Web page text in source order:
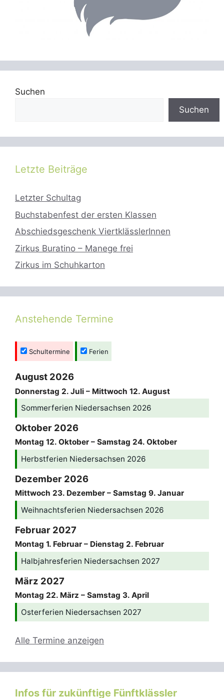
Suchen
Suchen
Letzte Beiträge
Letzter Schultag
Buchstabenfest der ersten Klassen
Abschiedsgeschenk ViertklässlerInnen
Zirkus Buratino – Manege frei
Zirkus im Schuhkarton
Anstehende Termine
Schultermine Ferien
August 2026
Donnerstag 2. Juli – Mittwoch 12. August
Sommerferien Niedersachsen 2026
Oktober 2026
Montag 12. Oktober – Samstag 24. Oktober
Herbstferien Niedersachsen 2026
Dezember 2026
Mittwoch 23. Dezember – Samstag 9. Januar
Weihnachtsferien Niedersachsen 2026
Februar 2027
Montag 1. Februar – Dienstag 2. Februar
Halbjahresferien Niedersachsen 2027
März 2027
Montag 22. März – Samstag 3. April
Osterferien Niedersachsen 2027
Alle Termine anzeigen
Infos für zukünftige Fünftklässler